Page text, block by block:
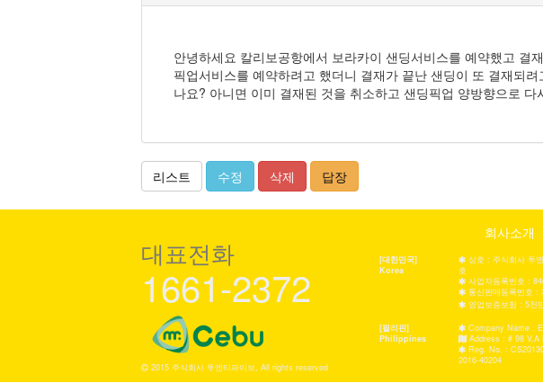
안녕하세요 칼리보공항에서 보라카이 샌딩서비스를 예약했고 결
픽업서비스를 예약하려고 했더니 결재가 끝난 샌딩이 또 결재되
나요? 아니면 이미 결재된 것을 취소하고 샌딩픽업 양방향으로 다
리스트 수정 삭제 답장
대표전화
1661-2372
2015 주식회사 투엔티파이브, All rights reserved
회사소개
[대한민국]
Korea
상호 : 주식회사 투
호
사업자등록번호 :
통신판매등록번호
영업보증보험 : 5천
[필리핀]
Philippines
Company Name :
Address : # 98
Reg. No. :
2016-40204